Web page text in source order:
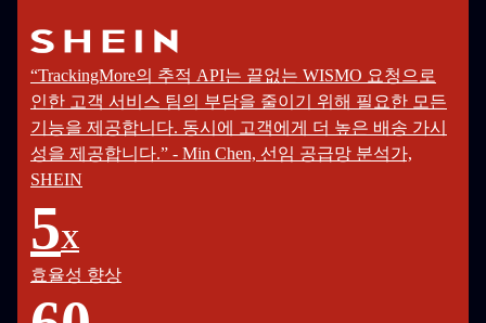
“TrackingMore의 추적 API는 끝없는 WISMO 요청으로
인한 고객 서비스 팀의 부담을 줄이기 위해 필요한 모든
기능을 제공합니다. 동시에 고객에게 더 높은 배송 가시
성을 제공합니다.” - Min Chen, 선임 공급망 분석가,
SHEIN
5X
효율성 향상